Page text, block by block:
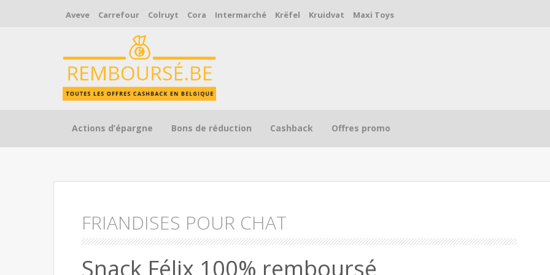
Aveve Carrefour Colruyt Cora Intermarché Krëfel Kruidvat Maxi Toys
Skip to content
Actions d’épargne Bons de réduction Cashback Offres promo
FRIANDISES POUR CHAT
Snack Félix 100% remboursé